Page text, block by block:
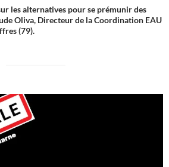
les alternatives pour se prémunir des
Oliva, Directeur de la Coordination EAU
(79).